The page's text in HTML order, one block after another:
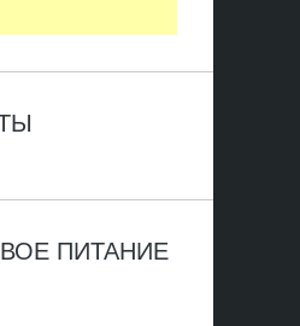
ПИТАНИЕ